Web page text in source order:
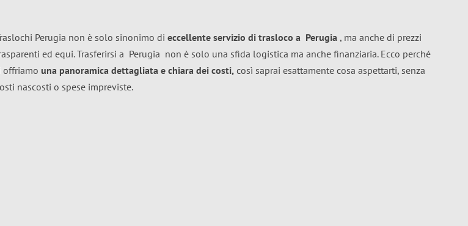
Perugia non è solo sinonimo di eccellente servizio di trasloco a Perugia , ma anche di prezzi
ed equi. Trasferirsi a Perugia non è solo una sfida logistica ma anche finanziaria. Ecco perché
offriamo una panoramica dettagliata e chiara dei costi, così saprai esattamente cosa aspettarti, senza
nascosti o spese impreviste.